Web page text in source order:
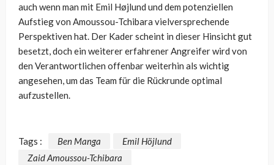
auch wenn man mit Emil Højlund und dem potenziellen
Aufstieg von Amoussou-Tchibara vielversprechende
Perspektiven hat. Der Kader scheint in dieser Hinsicht gut
besetzt, doch ein weiterer erfahrener Angreifer wird von
den Verantwortlichen offenbar weiterhin als wichtig
angesehen, um das Team für die Rückrunde optimal
aufzustellen.
Tags : Ben Manga
Emil Höjlund
Zaid Amoussou-Tchibara